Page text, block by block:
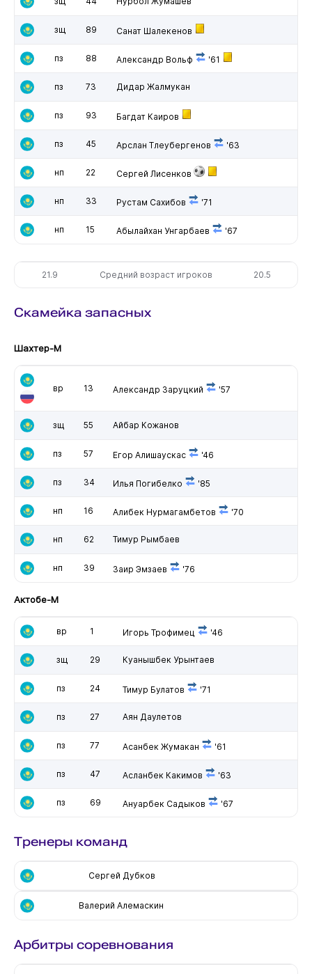
зщ 89 Санат Шалекенов
пз 88 Александр Вольф '61
пз 73 Дидар Жалмукан
пз 93 Багдат Каиров
пз 45 Арслан Тлеубергенов '63
нп 22 Сергей Лисенков
нп 33 Рустам Сахибов '71
нп 15 Абылайхан Унгарбаев '67
21.9 Средний возраст игроков 20.5
Скамейка запасных
Шахтер-М
вр 13 Александр Заруцкий '57
зщ 55 Айбар Кожанов
пз 57 Егор Алишаускас '46
пз 34 Илья Погибелко '85
нп 16 Алибек Нурмагамбетов '70
нп 62 Тимур Рымбаев
нп 39 Заир Эмзаев '76
Актобе-М
вр 1 Игорь Трофимец '46
зщ 29 Куанышбек Урынтаев
пз 24 Тимур Булатов '71
пз 27 Аян Даулетов
пз 77 Асанбек Жумакан '61
пз 47 Асланбек Какимов '63
пз 69 Ануарбек Садыков '67
Тренеры команд
Сергей Дубков
Валерий Алемаскин
Арбитры соревнования